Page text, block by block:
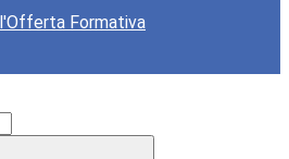
Formativa